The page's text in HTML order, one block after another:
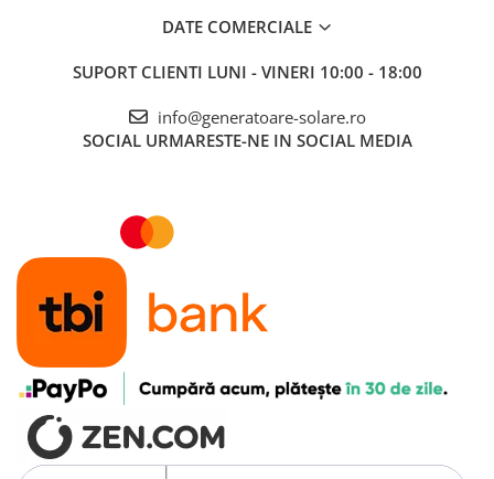
DATE COMERCIALE
SUPORT CLIENTI LUNI - VINERI 10:00 - 18:00
info@generatoare-solare.ro
SOCIAL URMARESTE-NE IN SOCIAL MEDIA